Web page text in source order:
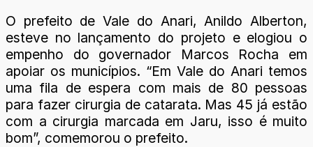
O prefeito de Vale do Anari, Anildo Alberton,
esteve no lançamento do projeto e elogiou o
empenho do governador Marcos Rocha em
apoiar os municípios. “Em Vale do Anari temos
uma fila de espera com mais de 80 pessoas
para fazer cirurgia de catarata. Mas 45 já estão
com a cirurgia marcada em Jaru, isso é muito
bom”, comemorou o prefeito.